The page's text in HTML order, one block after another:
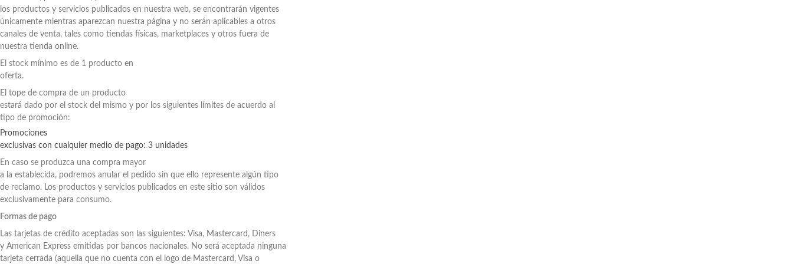
los productos y servicios publicados en nuestra web, se encontrarán vigentes
únicamente mientras aparezcan nuestra página y no serán aplicables a otros
canales de venta, tales como tiendas físicas, marketplaces y otros fuera de
nuestra tienda online.
El stock mínimo es de 1 producto en
oferta.
El tope de compra de un producto
estará dado por el stock del mismo y por los siguientes límites de acuerdo al
tipo de promoción:
Promociones
exclusivas con cualquier medio de pago: 3 unidades
En caso se produzca una compra mayor
a la establecida, podremos anular el pedido sin que ello represente algún tipo
de reclamo. Los productos y servicios publicados en este sitio son válidos
exclusivamente para consumo.
Formas de pago
Las tarjetas de crédito aceptadas son las siguientes: Visa, Mastercard, Diners
y American Express emitidas por bancos nacionales. No será aceptada ninguna
tarjeta cerrada (aquella que no cuenta con el logo de Mastercard, Visa o